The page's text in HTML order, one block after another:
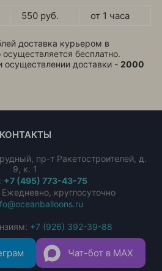
550 руб. от 1 часа
доставка курьером в
бесплатно.
доставки - 2000
КОНТАКТЫ
, пр-т Ракетостроителей, д.
9, к. 1
+7 (495) 773-43-75
круглосуточно
+7 (926) 392-39-88
Чат-бот в MAX